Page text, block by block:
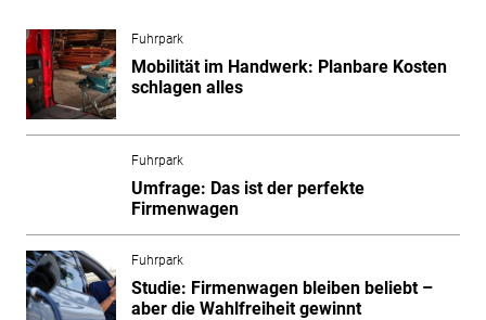
Fuhrpark
Mobilität im Handwerk: Planbare Kosten
schlagen alles
Fuhrpark
Umfrage: Das ist der perfekte
Firmenwagen
Fuhrpark
Studie: Firmenwagen bleiben beliebt –
aber die Wahlfreiheit gewinnt